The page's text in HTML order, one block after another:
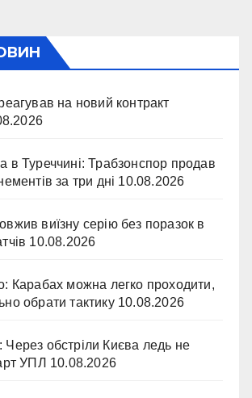
на новий контракт
в Туреччині: Трабзонспор продав
за три дні 10.08.2026
виїзну серію без поразок в
10.08.2026
Карабах можна легко проходити,
обрати тактику 10.08.2026
обстріли Києва ледь не
УПЛ 10.08.2026